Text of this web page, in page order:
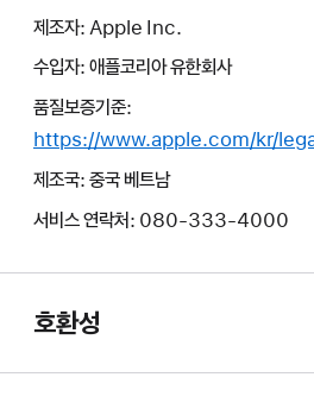
제조자: Apple Inc.
수입자: 애플코리아 유한회사
품질보증기준:
https://www.apple.com/kr/
제조국: 중국 베트남
서비스 연락처: 080-333-4000
호환성